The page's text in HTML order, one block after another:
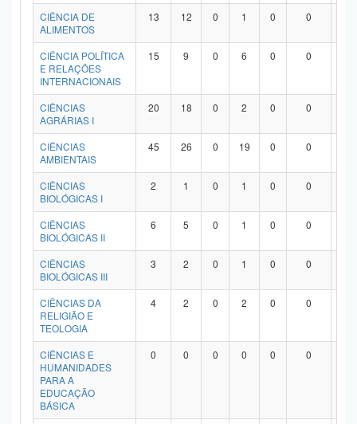
CIÊNCIA DE
ALIMENTOS
13 12 0 1 0 0
CIÊNCIA POLÍTICA
E RELAÇÕES
INTERNACIONAIS
15 9 0 6 0 0
CIÊNCIAS
AGRÁRIAS I
20 18 0 2 0 0
CIÊNCIAS
AMBIENTAIS
45 26 0 19 0 0
CIÊNCIAS
BIOLÓGICAS I
2 1 0 1 0 0
CIÊNCIAS
BIOLÓGICAS II
6 5 0 1 0 0
CIÊNCIAS
BIOLÓGICAS III
3 2 0 1 0 0
CIÊNCIAS DA
RELIGIÃO E
TEOLOGIA
4 2 0 2 0 0
CIÊNCIAS E
HUMANIDADES
PARA A
EDUCAÇÃO
BÁSICA
0 0 0 0 0 0